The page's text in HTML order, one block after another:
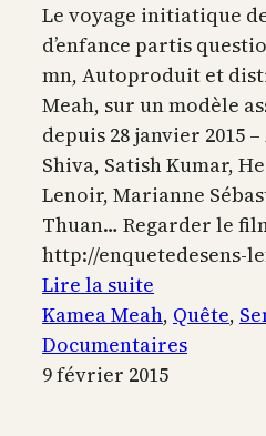
Le voyage initiatique
d’enfance partis
mn, Autoproduit et
Meah, sur un modèle
depuis 28 janvier 2015
Shiva, Satish Kumar,
Lenoir, Marianne
Thuan… Regarder le
http://enquetedesens-
Lire la suite
En
Quête
de
Kamea Meah, Quête,
Documentaires
9 février 2015